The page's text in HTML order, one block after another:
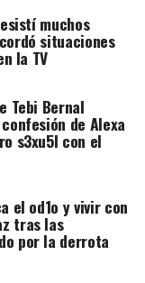
muchos
situaciones
la TV
Tebi Bernal
de Alexa
s3xu5l con el
el od1o y vivir con
tras las
por la derrota